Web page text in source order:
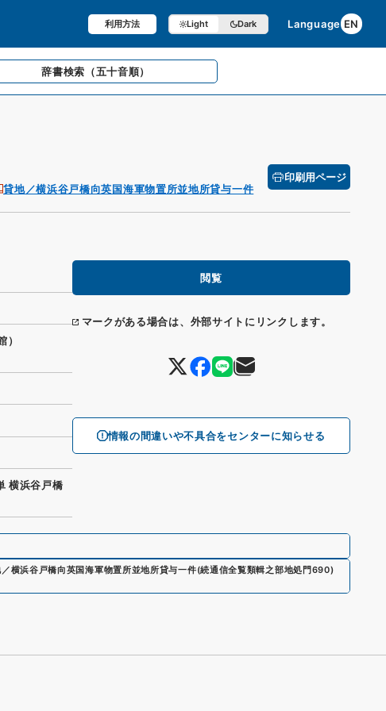
利用方法 Light Dark Language EN
辞書検索 （五十音順）
貸地／横浜谷戸橋向英国海軍物置所並地所貸与一件
印刷用ページ
閲覧
マークがある場合は、外部サイトにリンクします。
情報の間違いや不具合をセンターに知らせる
横浜谷戸橋
横浜谷戸橋向英国海軍物置所並地所貸与一件(続通信全覧類輯之部地処門690)